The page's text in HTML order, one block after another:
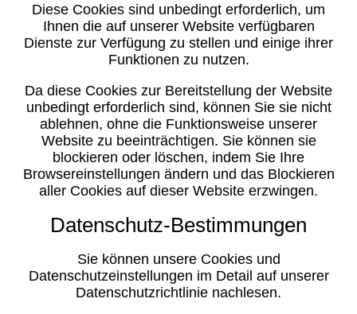
Diese Cookies sind unbedingt erforderlich, um
Ihnen die auf unserer Website verfügbaren
Dienste zur Verfügung zu stellen und einige ihrer
Funktionen zu nutzen.
Da diese Cookies zur Bereitstellung der Website
unbedingt erforderlich sind, können Sie sie nicht
ablehnen, ohne die Funktionsweise unserer
Website zu beeinträchtigen. Sie können sie
blockieren oder löschen, indem Sie Ihre
Browsereinstellungen ändern und das Blockieren
aller Cookies auf dieser Website erzwingen.
Datenschutz-Bestimmungen
Sie können unsere Cookies und
Datenschutzeinstellungen im Detail auf unserer
Datenschutzrichtlinie nachlesen.